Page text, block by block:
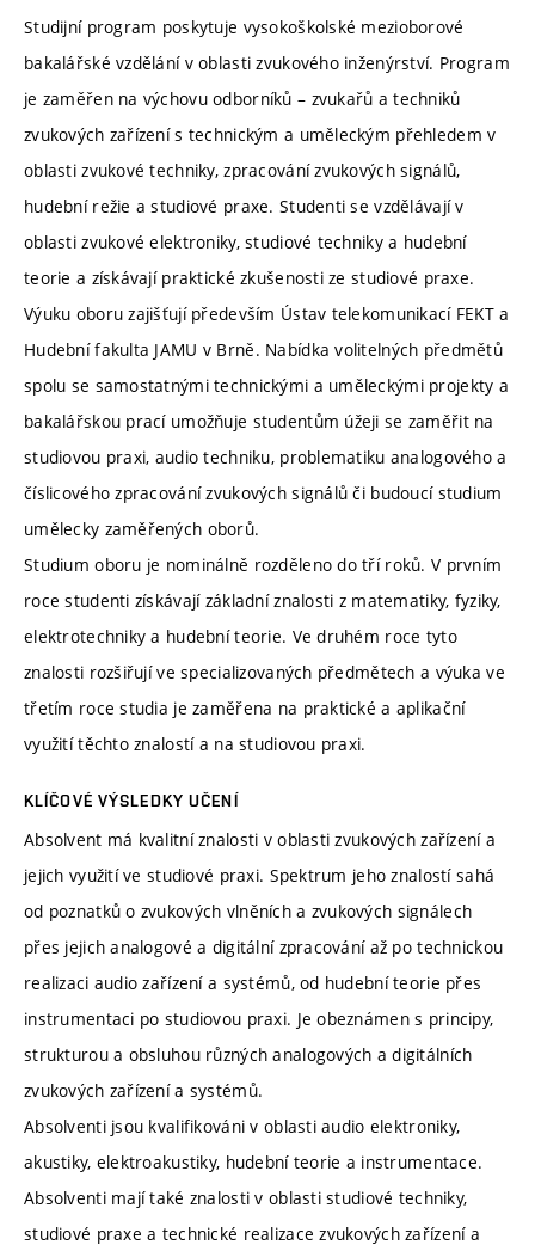
Studijní program poskytuje vysokoškolské mezioborové
bakalářské vzdělání v oblasti zvukového inženýrství. Program
je zaměřen na výchovu odborníků – zvukařů a techniků
zvukových zařízení s technickým a uměleckým přehledem v
oblasti zvukové techniky, zpracování zvukových signálů,
hudební režie a studiové praxe. Studenti se vzdělávají v
oblasti zvukové elektroniky, studiové techniky a hudební
teorie a získávají praktické zkušenosti ze studiové praxe.
Výuku oboru zajišťují především Ústav telekomunikací FEKT a
Hudební fakulta JAMU v Brně. Nabídka volitelných předmětů
spolu se samostatnými technickými a uměleckými projekty a
bakalářskou prací umožňuje studentům úžeji se zaměřit na
studiovou praxi, audio techniku, problematiku analogového a
číslicového zpracování zvukových signálů či budoucí studium
umělecky zaměřených oborů.
Studium oboru je nominálně rozděleno do tří roků. V prvním
roce studenti získávají základní znalosti z matematiky, fyziky,
elektrotechniky a hudební teorie. Ve druhém roce tyto
znalosti rozšiřují ve specializovaných předmětech a výuka ve
třetím roce studia je zaměřena na praktické a aplikační
využití těchto znalostí a na studiovou praxi.
KLÍČOVÉ VÝSLEDKY UČENÍ
Absolvent má kvalitní znalosti v oblasti zvukových zařízení a
jejich využití ve studiové praxi. Spektrum jeho znalostí sahá
od poznatků o zvukových vlněních a zvukových signálech
přes jejich analogové a digitální zpracování až po technickou
realizaci audio zařízení a systémů, od hudební teorie přes
instrumentaci po studiovou praxi. Je obeznámen s principy,
strukturou a obsluhou různých analogových a digitálních
zvukových zařízení a systémů.
Absolventi jsou kvalifikováni v oblasti audio elektroniky,
akustiky, elektroakustiky, hudební teorie a instrumentace.
Absolventi mají také znalosti v oblasti studiové techniky,
studiové praxe a technické realizace zvukových zařízení a